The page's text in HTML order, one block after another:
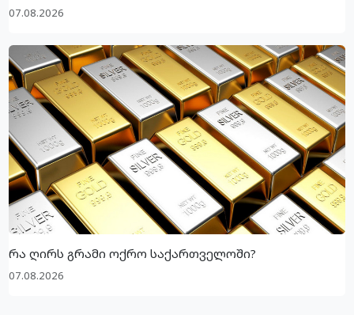
07.08.2026
რა ღირს გრამი ოქრო საქართველოში?
07.08.2026